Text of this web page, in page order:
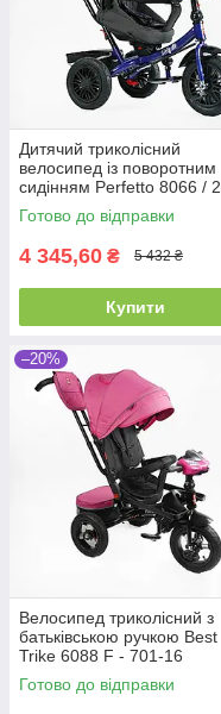
Дитячий триколісний
велосипед із поворотним
сидінням Perfetto 8066 /
23, з надувними колесами
Готово до відправки
4 345,60 ₴ 5 432 ₴
Купити
–20%
Велосипед триколісний з
батьківською ручкою Best
Trike 6088 F - 701-16
Рожевий, з поворотним
сидінням
Готово до відправки